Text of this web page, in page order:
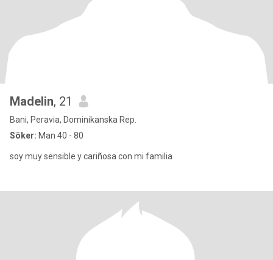
Madelin, 21
Bani, Peravia, Dominikanska Rep.
Söker: Man 40 - 80
soy muy sensible y cariñosa con mi familia